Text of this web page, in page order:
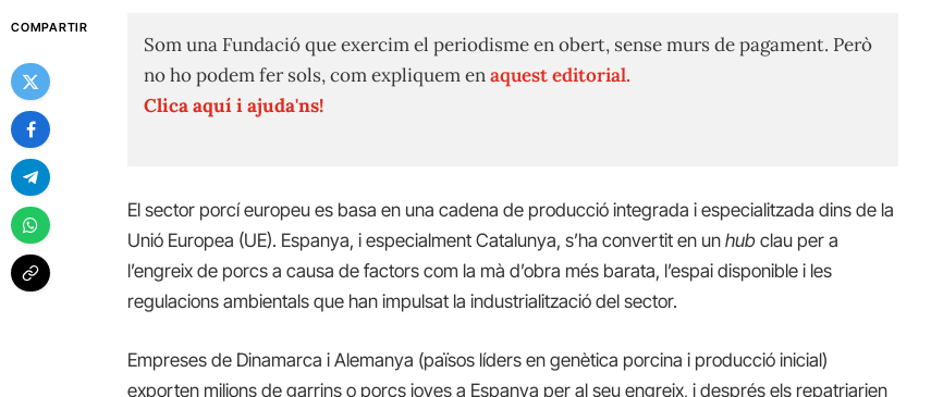
COMPARTIR
Som una Fundació que exercim el periodisme en obert, sense murs de pagament. Però
no ho podem fer sols, com expliquem enaquest editorial.
Clica aquí i ajuda'ns!
El sector porcí europeu es basa en una cadena de producció integrada i especialitzada dins de la
Unió Europea (UE). Espanya, i especialment Catalunya, s’ha convertit en unhub clau per a
l’engreix de porcs a causa de factors com la mà d’obra més barata, l’espai disponible i les
regulacions ambientals que han impulsat la industrialització del sector.
Empreses de Dinamarca i Alemanya (països líders en genètica porcina i producció inicial)
exporten milions de garrins o porcs joves a Espanya per al seu engreix, i després els repatriarien